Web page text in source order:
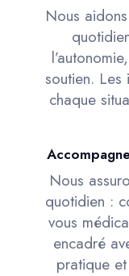
Nous
soutien. Les
chaque
Nous
quotidien :
vous
encadré
pratique